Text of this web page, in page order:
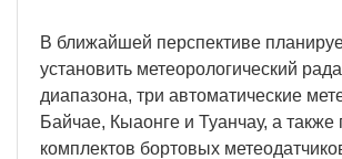
В ближайшей перспективе
установить метеорологический
диапазона, три автоматические
Байчае, Кыаонге и Туанчау, а также
комплектов бортовых